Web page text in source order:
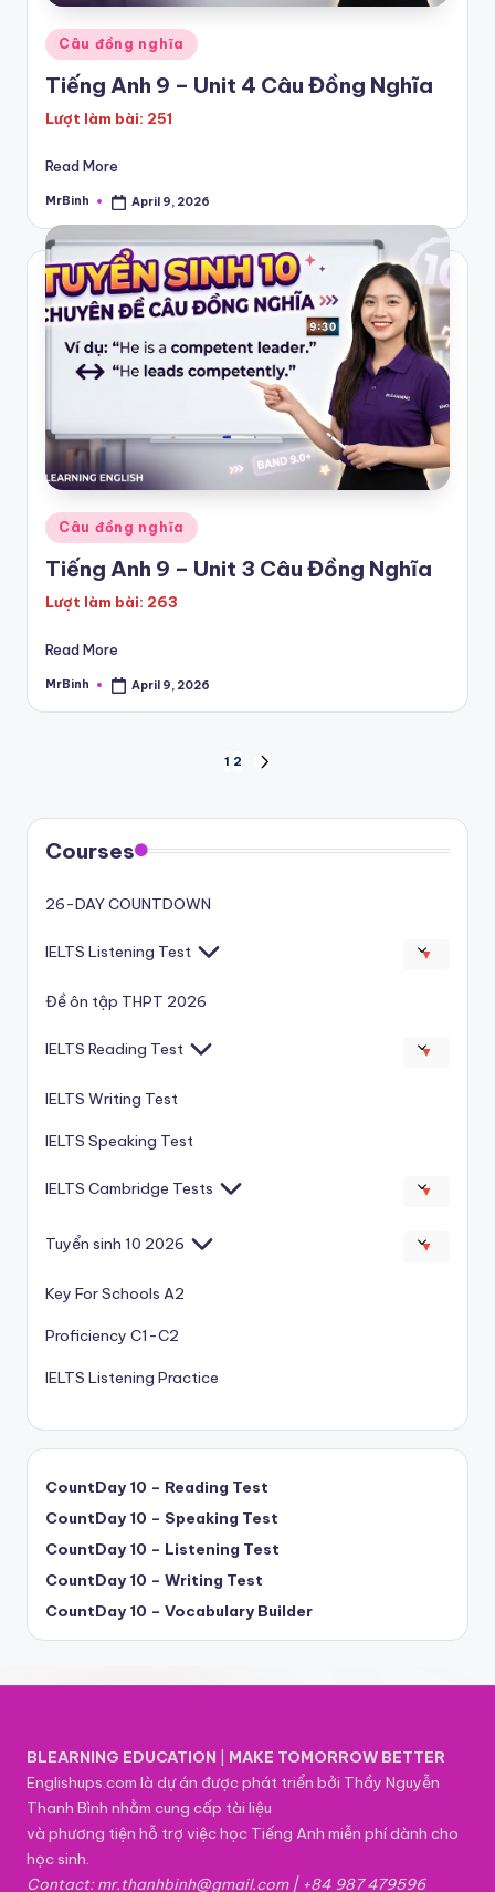
Posted
in
Câu đồng nghĩa
Tiếng Anh 9 – Unit 4 Câu Đồng Nghĩa
Lượt làm bài: 251
Read More
Posted
MrBinh April 9, 2026
Posted
in
Câu đồng nghĩa
Tiếng Anh 9 – Unit 3 Câu Đồng Nghĩa
Lượt làm bài: 263
Read More
Posted
MrBinh April 9, 2026
pagination
1 2
Courses
26-DAY COUNTDOWN
IELTS Listening Test ▼
Đề ôn tập THPT 2026
IELTS Reading Test ▼
IELTS Writing Test
IELTS Speaking Test
IELTS Cambridge Tests ▼
Tuyển sinh 10 2026 ▼
Key For Schools A2
Proficiency C1-C2
IELTS Listening Practice
CountDay 10 – Reading Test
CountDay 10 – Speaking Test
CountDay 10 – Listening Test
CountDay 10 – Writing Test
CountDay 10 – Vocabulary Builder
BLEARNING EDUCATION
MAKE TOMORROW BETTER
Englishups.com là dự án được phát triển bởi Thầy Nguyễn
Thanh Bình nhằm cung cấp tài liệu
và phương tiện hỗ trợ việc học Tiếng Anh miễn phí dành cho
học sinh.
Contact: mr.thanhbinh@gmail.com | +84 987 479596